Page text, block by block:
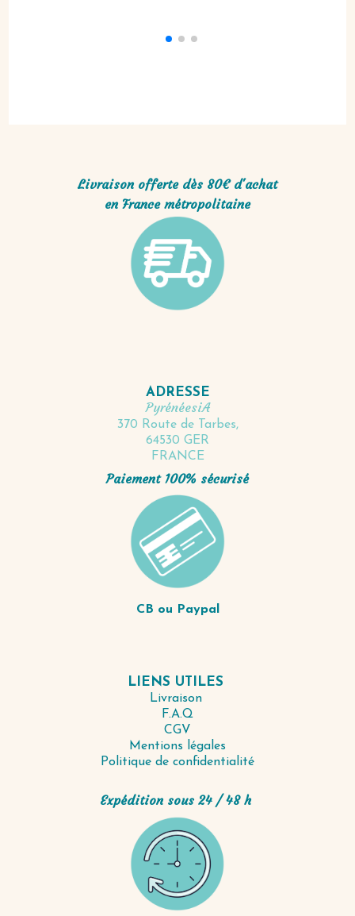
Livraison offerte dès 80€ d'achat
en France métropolitaine
ADRESSE
PyrénéesiA
370 Route de Tarbes,
64530 GER
FRANCE
Paiement 100% sécurisé
CB ou Paypal
LIENS UTILES
Livraison
F.A.Q
CGV
Mentions légales
Politique de confidentialité
Expédition sous 24 / 48 h